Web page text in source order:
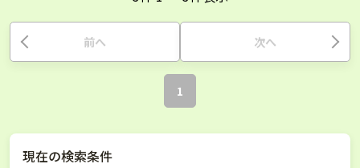
前へ 次へ
1
現在の検索条件